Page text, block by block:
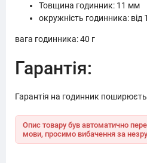
Товщина годинник: 11 мм
окружність годинника: від
вага годинника: 40 г
Гарантія:
Гарантія на годинник
Опис товару був автоматично
мови, просимо вибачення за